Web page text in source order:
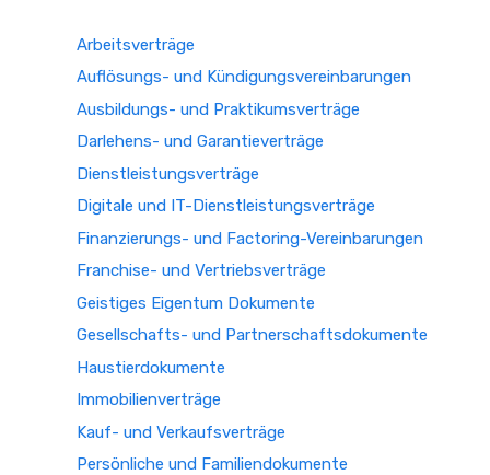
Arbeitsverträge
Auflösungs- und Kündigungsvereinbarungen
Ausbildungs- und Praktikumsverträge
Darlehens- und Garantieverträge
Dienstleistungsverträge
Digitale und IT-Dienstleistungsverträge
Finanzierungs- und Factoring-Vereinbarungen
Franchise- und Vertriebsverträge
Geistiges Eigentum Dokumente
Gesellschafts- und Partnerschaftsdokumente
Haustierdokumente
Immobilienverträge
Kauf- und Verkaufsverträge
Persönliche und Familiendokumente